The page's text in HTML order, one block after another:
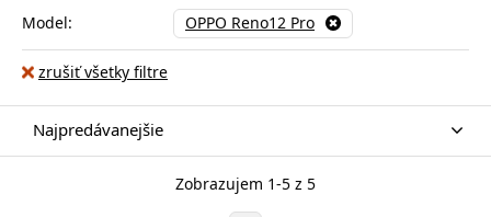
Model: OPPO Reno12 Pro
zrušiť všetky filtre
Najpredávanejšie
Zobrazujem 1-5 z 5